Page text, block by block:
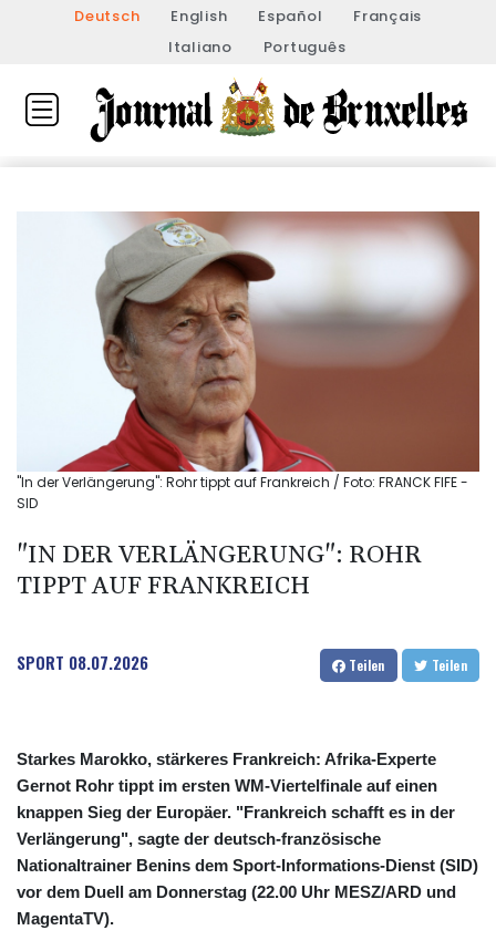
Deutsch English Español
Français
Italiano
Português
"In der Verlängerung": Rohr tippt auf Frankreich / Foto: FRANCK FIFE -
SID
"IN DER VERLÄNGERUNG": ROHR
TIPPT AUF FRANKREICH
SPORT 08.07.2026 Teilen Teilen
Starkes Marokko, stärkeres Frankreich: Afrika-Experte
Gernot Rohr tippt im ersten WM-Viertelfinale auf einen
knappen Sieg der Europäer. "Frankreich schafft es in der
Verlängerung", sagte der deutsch-französische
Nationaltrainer Benins dem Sport-Informations-Dienst (SID)
vor dem Duell am Donnerstag (22.00 Uhr MESZ/ARD und
MagentaTV).